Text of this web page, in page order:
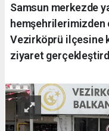
Samsun merkezde
hemşehrilerimizden
Vezirköprü ilçesine
ziyaret